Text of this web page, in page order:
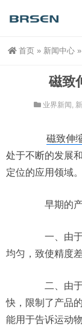
首页 » 新闻中心 »
磁致
业界新闻 ,
磁致伸
处于不断的发展
定位的应用领域。
早期的产
一、由于
均匀，致使精度差
二、由于
快，限制了产品
能用于告诉运动